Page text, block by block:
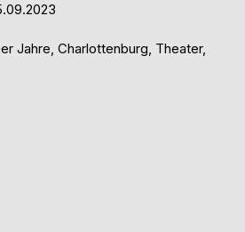
Jahre, Charlottenburg, Theater,